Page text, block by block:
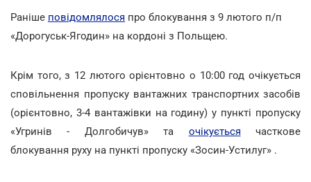
Раніше повідомлялося про блокування з 9 лютого п/п
«Дорогуськ-Ягодин» на кордоні з Польщею.
Крім того, з 12 лютого орієнтовно о 10:00 год очікується
сповільнення пропуску вантажних транспортних засобів
(орієнтовно, 3-4 вантажівки на годину) у пункті пропуску
«Угринів - Долгобичув» та очікується часткове
блокування руху на пункті пропуску «Зосин-Устилуг» .